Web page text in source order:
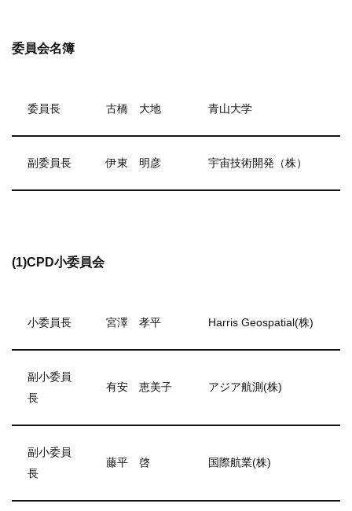
委員会名簿
委員長 古橋 大地 青山大学
副委員長 伊東 明彦 宇宙技術開発（株）
(1)CPD小委員会
小委員長 宮澤 孝平 Harris Geospatial(株)
副小委員
長
有安 恵美子 アジア航測(株)
副小委員
長
藤平 啓 国際航業(株)